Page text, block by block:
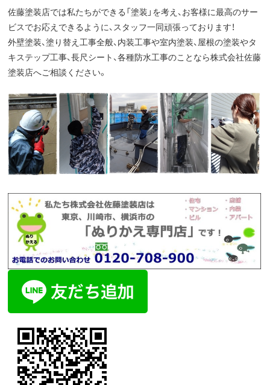
佐藤塗装店では私たちができる「塗装」を考え、お客様に最高のサー
ビスでお応えできるように、スタッフ一同頑張っております！
外壁塗装、塗り替え工事全般、内装工事や室内塗装、屋根の塗装やタ
キステップ工事、長尺シート、各種防水工事のことなら株式会社佐藤
塗装店へご相談ください。